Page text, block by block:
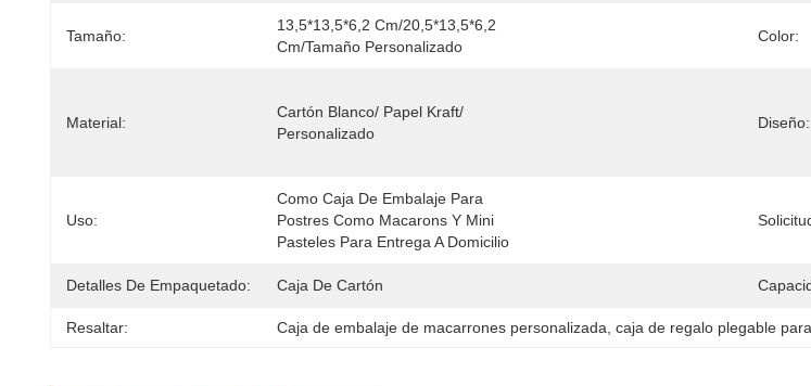
Tamaño:
13,5*13,5*6,2 Cm/20,5*13,5*6,2
Cm/tamaño Personalizado
Color:
Material:
Cartón Blanco/ Papel Kraft/
Personalizado
Diseño:
Uso:
Como Caja De Embalaje Para
Postres Como Macarons Y Mini
Pasteles Para Entrega A Domicilio
Detalles De Empaquetado: Caja De Cartón
Resaltar: Caja de embalaje de macarrones personalizada caja de regalo plegable